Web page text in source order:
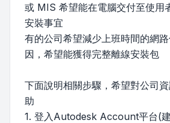
或 MIS 希望能在電腦交付至使用
安裝事宜
有的公司希望減少上班時間的網
因，希望能獲得完整離線安裝包
下面說明相關步驟，希望對公司
助
1. 登入Autodesk Account平台(